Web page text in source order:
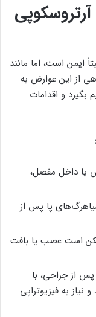
ایمن است، اما مانند
از این عوارض به
بگیرد و اقدامات
یا داخل مفصل،
پا پس از
است عصب یا بافت
از جراحی، با
به فیزیوتراپی